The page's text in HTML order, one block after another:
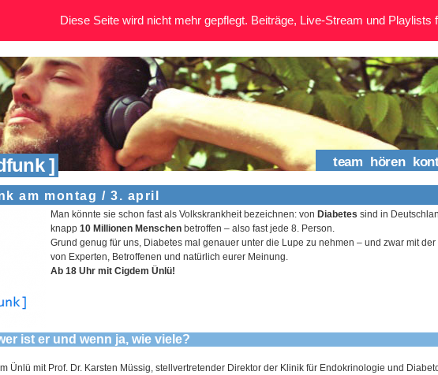
] team hören
am montag / 3. april
Man könnte sie schon fast als Volkskrankheit bezeichnen: von Diabetes sind in
knapp 10 Millionen Menschen betroffen – also fast jede 8. Person.
Grund genug für uns, Diabetes mal genauer unter die Lupe zu nehmen – und zwar mit der
von Experten, Betroffenen und natürlich eurer Meinung.
Ab 18 Uhr mit Cigdem Ünlü!
ist er und wenn ja, wie viele?
Ünlü mit Prof. Dr. Karsten Müssig, stellvertretender Direktor der Klinik für Endokrinologie und
Diese Seite wird nicht mehr gepflegt. Beiträge, Live-Stream und Playlists